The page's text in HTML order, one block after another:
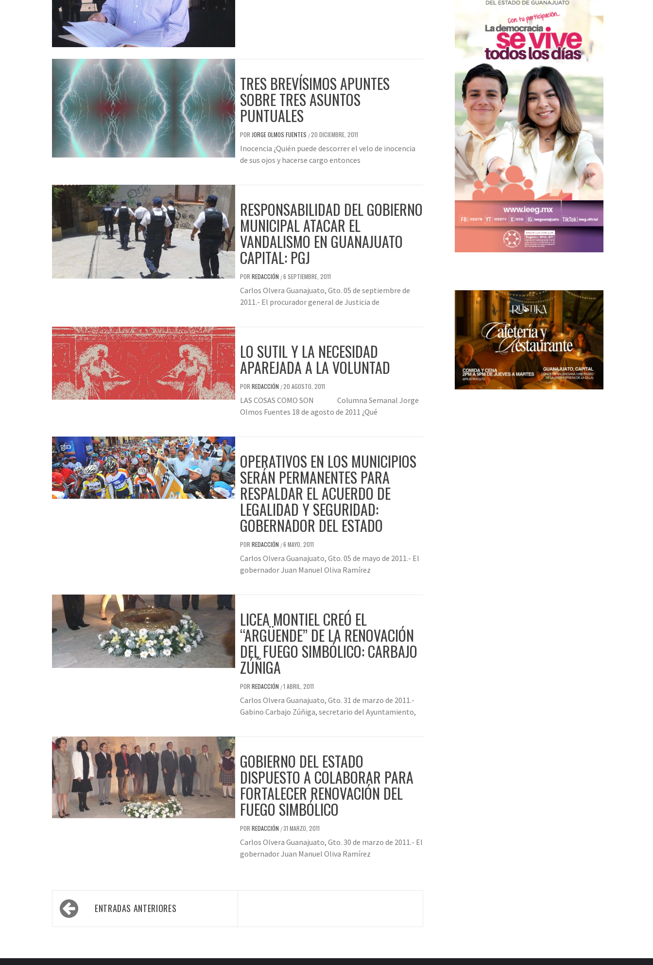
TRES BREVÍSIMOS APUNTES
SOBRE TRES ASUNTOS
PUNTUALES
POR JORGE OLMOS FUENTES /20 DICIEMBRE, 2011
Inocencia ¿Quién puede descorrer el velo de inocencia
de sus ojos y hacerse cargo entonces
RESPONSABILIDAD DEL GOBIERNO
MUNICIPAL ATACAR EL
VANDALISMO EN GUANAJUATO
CAPITAL: PGJ
POR REDACCIÓN /6 SEPTIEMBRE, 2011
Carlos Olvera Guanajuato, Gto. 05 de septiembre de
2011.- El procurador general de Justicia de
LO SUTIL Y LA NECESIDAD
APAREJADA A LA VOLUNTAD
POR REDACCIÓN /20 AGOSTO, 2011
LAS COSAS COMO SON Columna Semanal Jorge
Olmos Fuentes 18 de agosto de 2011 ¿Qué
OPERATIVOS EN LOS MUNICIPIOS
SERÁN PERMANENTES PARA
RESPALDAR EL ACUERDO DE
LEGALIDAD Y SEGURIDAD:
GOBERNADOR DEL ESTADO
POR REDACCIÓN /6 MAYO, 2011
Carlos Olvera Guanajuato, Gto. 05 de mayo de 2011.- El
gobernador Juan Manuel Oliva Ramírez
LICEA MONTIEL CREÓ EL
“ARGÜENDE” DE LA RENOVACIÓN
DEL FUEGO SIMBÓLICO: CARBAJO
ZÚÑIGA
POR REDACCIÓN /1 ABRIL, 2011
Carlos Olvera Guanajuato, Gto. 31 de marzo de 2011.-
Gabino Carbajo Zúñiga, secretario del Ayuntamiento,
GOBIERNO DEL ESTADO
DISPUESTO A COLABORAR PARA
FORTALECER RENOVACIÓN DEL
FUEGO SIMBÓLICO
POR REDACCIÓN /31 MARZO, 2011
Carlos Olvera Guanajuato, Gto. 30 de marzo de 2011.- El
gobernador Juan Manuel Oliva Ramírez
Navegación
de ENTRADAS ANTERIORES